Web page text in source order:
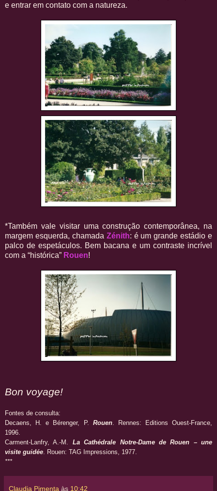
e entrar em contato com a natureza.
*Também vale visitar uma construção contemporânea, na
margem esquerda, chamada Zénith: é um grande estádio e
palco de espetáculos. Bem bacana e um contraste incrível
com a “histórica” Rouen!
Bon voyage!
Fontes de consulta:
Decaens, H. e Bérenger, P. Rouen. Rennes: Editions Ouest-France,
1996.
Carment-Lanfry, A.-M. La Cathédrale Notre-Dame de Rouen – une
visite guidée . Rouen: TAG Impressions, 1977.
***
Claudia Pimenta às 10:42